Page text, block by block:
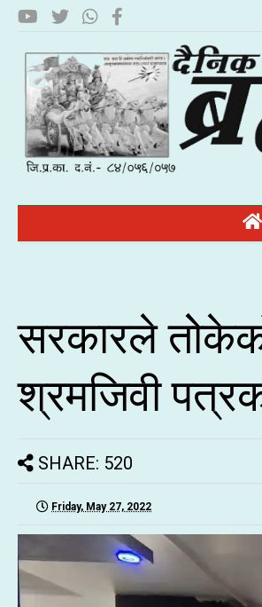
सरकारले
श्रमजिवी
SHARE: 520
Friday, May 27, 2022